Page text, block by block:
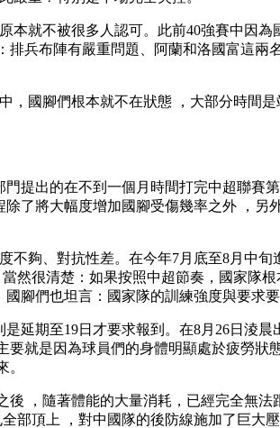
本就不被很多人認可。此前40強賽中
排兵布陣有嚴重問題、阿蘭和洛國富
，國腳們根本就不在狀態  ，大部分時
門提出的在不到一個月時間打完中超聯賽
了將大幅度增加國腳受傷幾率之外 ，
度不夠、對抗性差。在今年7月底至
清楚 ：如果按照中超節奏，國家隊根
。國腳們也坦言 ：國家隊的訓練強度與要求要
至19日才要求報到 。在8月26日淩晨出
要就是因為球員們的身體明顯處於疲勞狀態
。
，隨著體能的大量消耗，已經完全無法跟
部頂上 ，對中國隊的後防線施加了巨大壓